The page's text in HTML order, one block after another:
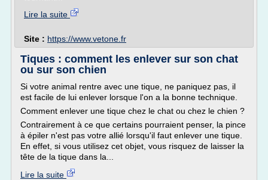
Lire la suite
Site : https://www.vetone.fr
Tiques : comment les enlever sur son chat
ou sur son chien
Si votre animal rentre avec une tique, ne paniquez pas, il
est facile de lui enlever lorsque l'on a la bonne technique.
Comment enlever une tique chez le chat ou chez le chien ?
Contrairement à ce que certains pourraient penser, la pince
à épiler n'est pas votre allié lorsqu'il faut enlever une tique.
En effet, si vous utilisez cet objet, vous risquez de laisser la
tête de la tique dans la...
Lire la suite